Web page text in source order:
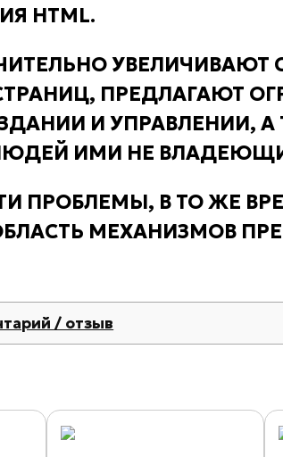
HTML.
УВЕЛИЧИВАЮТ
ПРЕДЛАГАЮТ
И УПРАВЛЕНИИ,
ИМИ НЕ
ПРОБЛЕМЫ, В ТО ЖЕ
МЕХАНИЗМОВ
/ отзыв